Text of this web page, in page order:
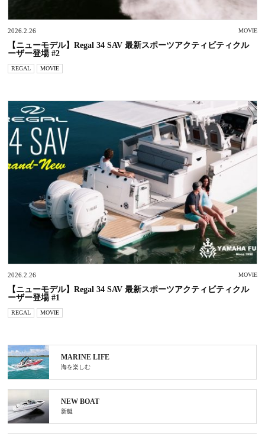
2026.2.26 MOVIE
【ニューモデル】Regal 34 SAV 最新スポーツアクティビティクル
ーザー登場 #2
REGAL MOVIE
2026.2.26 MOVIE
【ニューモデル】Regal 34 SAV 最新スポーツアクティビティクル
ーザー登場 #1
REGAL MOVIE
MARINE LIFE
海を楽しむ
NEW BOAT
新艇